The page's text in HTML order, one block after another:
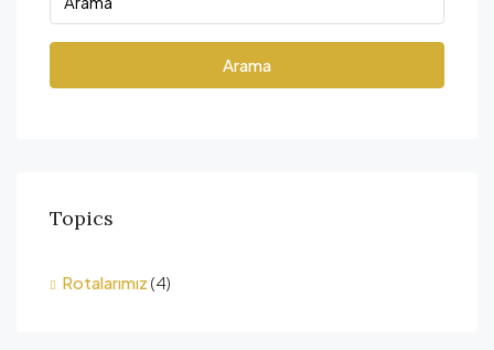
Arama
Topics
Rotalarımız (4)